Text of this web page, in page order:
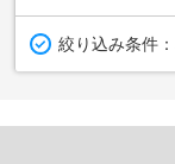
絞り込み条件：